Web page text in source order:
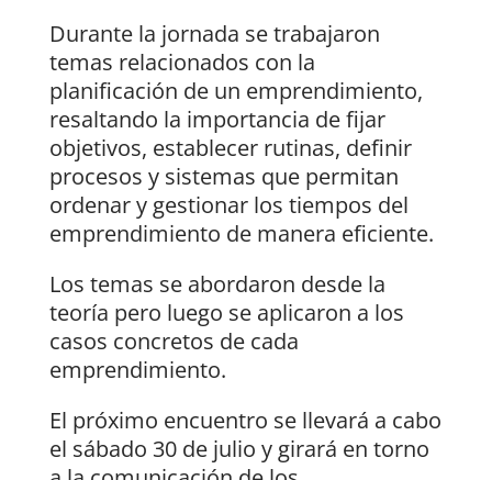
Durante la jornada se trabajaron
temas relacionados con la
planificación de un emprendimiento,
resaltando la importancia de fijar
objetivos, establecer rutinas, definir
procesos y sistemas que permitan
ordenar y gestionar los tiempos del
emprendimiento de manera eficiente.
Los temas se abordaron desde la
teoría pero luego se aplicaron a los
casos concretos de cada
emprendimiento.
El próximo encuentro se llevará a cabo
el sábado 30 de julio y girará en torno